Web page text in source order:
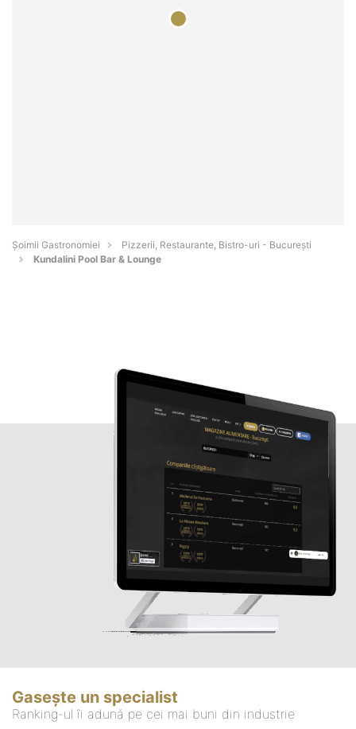
Șoimii Gastronomiei
Pizzerii, Restaurante, Bistro-uri - Bucureşti
Kundalini Pool Bar & Lounge
Gasește un specialist
Ranking-ul îi adună pe cei mai buni din industrie